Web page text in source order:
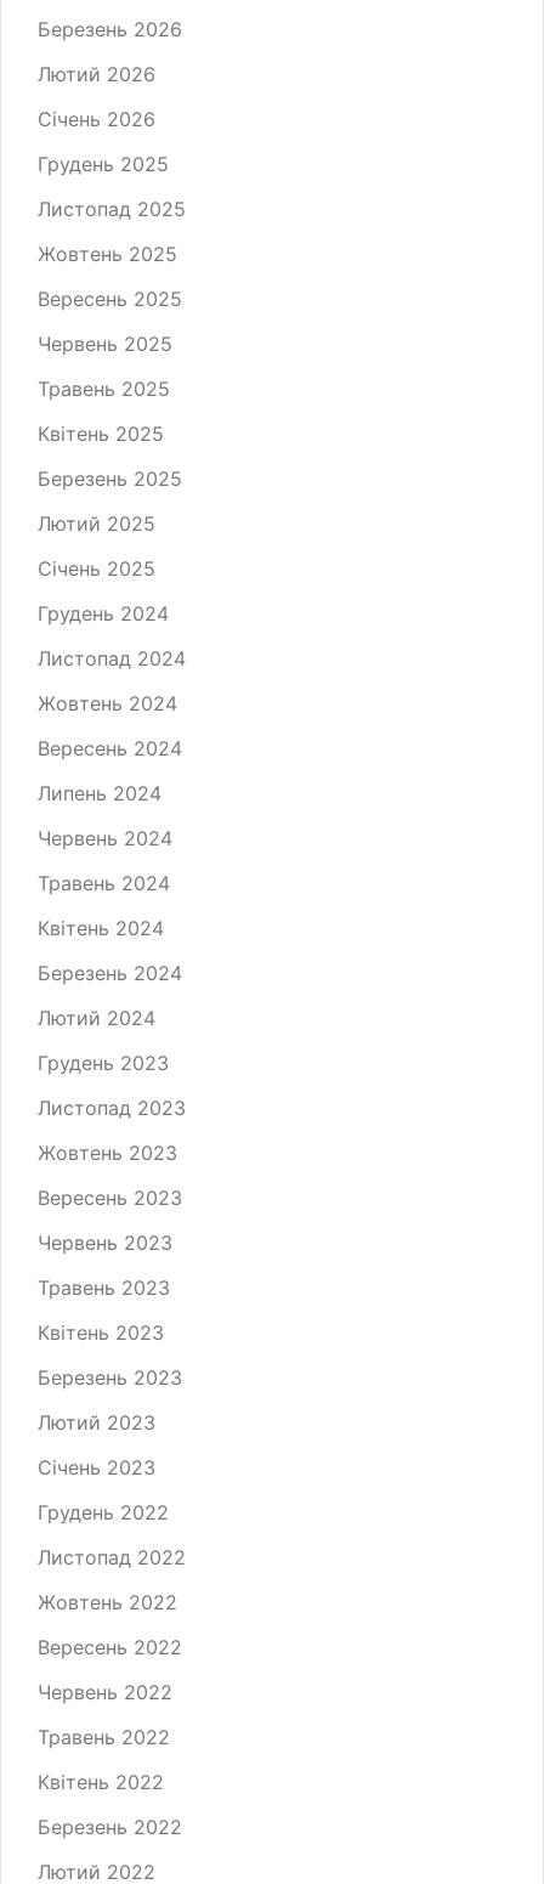
Березень 2026
Лютий 2026
Січень 2026
Грудень 2025
Листопад 2025
Жовтень 2025
Вересень 2025
Червень 2025
Травень 2025
Квітень 2025
Березень 2025
Лютий 2025
Січень 2025
Грудень 2024
Листопад 2024
Жовтень 2024
Вересень 2024
Липень 2024
Червень 2024
Травень 2024
Квітень 2024
Березень 2024
Лютий 2024
Грудень 2023
Листопад 2023
Жовтень 2023
Вересень 2023
Червень 2023
Травень 2023
Квітень 2023
Березень 2023
Лютий 2023
Січень 2023
Грудень 2022
Листопад 2022
Жовтень 2022
Вересень 2022
Червень 2022
Травень 2022
Квітень 2022
Березень 2022
Лютий 2022